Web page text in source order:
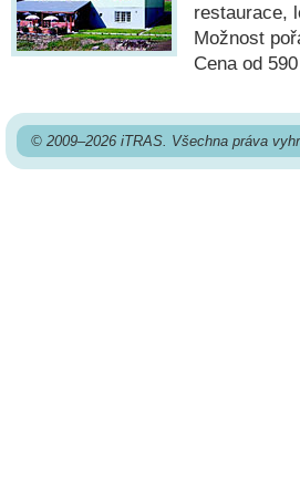
restaurace,
Možnost
Cena od
© 2009–2026 iTRAS. Všechna práva